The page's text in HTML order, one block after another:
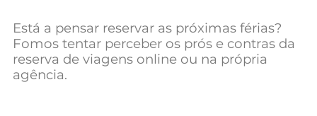
Negócios
Mundial 2026
Está a pensar reservar as próximas férias?
Fomos tentar perceber os prós e contras da
reserva de viagens online ou na própria
agência.